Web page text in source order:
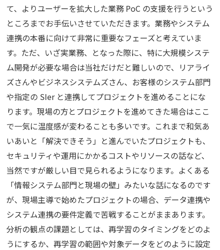
て、よりユーザーを拡大した業務 PoC の支援を行うという
ところまでお手伝いさせていただきます。業務やシステム
連携の本番に向けて非常に重要なフェーズと考えていま
す。ただ、いざ実業務、となった際に、特に大規模システ
ム開発が必要な場合は当社だけだと難しいので、リアライ
ズさんやビジネスシステムズさん、お客様のシステム部門
や指定の SIer と連携してプロジェクトを進めることにな
ります。現場の方とプロジェクトを進めてきた場合はここ
で一気に温度感が変わることも多いです。これまで和気あ
いあいと「解決できそう」と進んでいたプロジェクトも、
セキュリティや運用にかかるコストやリソースの話など、
当然ですが厳しい目で見られるようになります。よくある
「情報システム部門と現場の壁」みたいな話になるのです
が、現場主導で始めたプロジェクトの場合、データ連携や
システム連携の要件定義で苦戦することがままあります。
分析の観点の課題としては、再学習のタイミングをどのよ
うにするか、再学習の範囲や対象データをどのように設定